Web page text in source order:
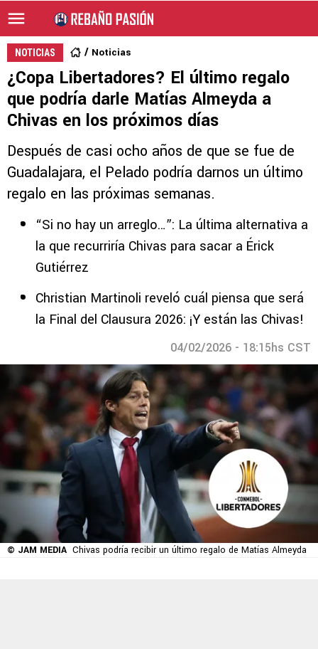
NOTICIAS Noticias
¿Copa Libertadores? El último regalo
que podría darle Matías Almeyda a
Chivas en los próximos días
Después de casi ocho años de que se fue de
Guadalajara, el Pelado podría darnos un último
regalo en las próximas semanas.
“Si no hay un arreglo…”: La última alternativa a
la que recurriría Chivas para sacar a Érick
Gutiérrez
Christian Martinoli reveló cuál piensa que será
la Final del Clausura 2026: ¡Y están las Chivas!
04/02/2026 - 18:15hs CST
© JAM MEDIA Chivas podría recibir un último regalo de Matías Almeyda